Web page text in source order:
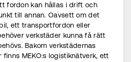
fordon kan hållas i drift och
till annan. Oavsett om det
ett transportfordon eller
verkstäder kunna få rätt
Bakom verkstädernas
MEKO:s logistiknätverk, ett